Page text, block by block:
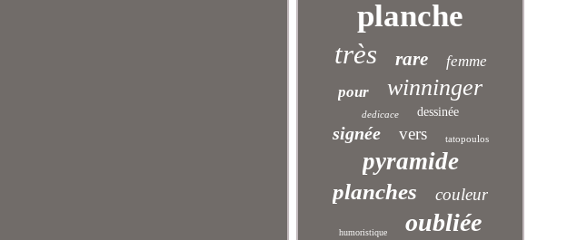
planche
très rare
femme
pour
winninger
dedicace dessinée
signée vers tatopoulos
pyramide
planches couleur
humoristique oubliée